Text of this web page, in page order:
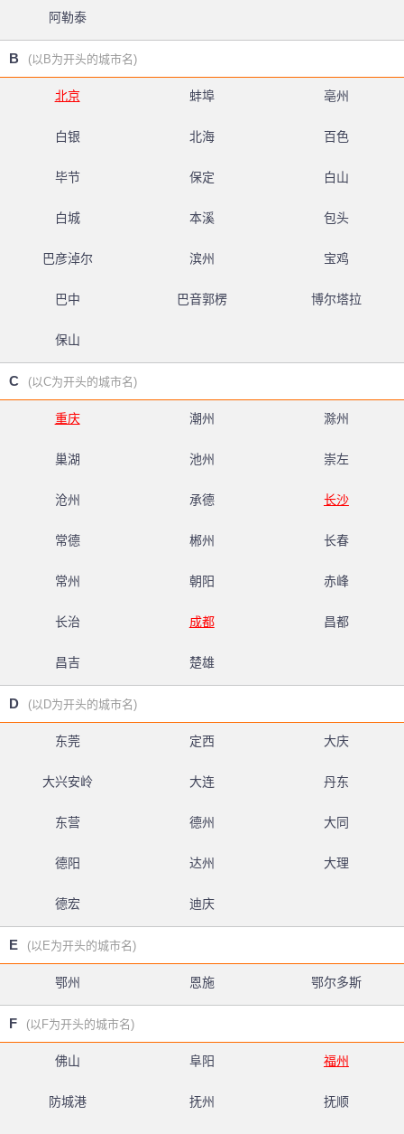
阿勒泰
B (以B为开头的城市名)
北京 蚌埠 亳州
白银 北海 百色
毕节 保定 白山
白城 本溪 包头
巴彦淖尔 滨州 宝鸡
巴中 巴音郭楞 博尔塔拉
保山
C (以C为开头的城市名)
重庆 潮州 滁州
巢湖 池州 崇左
沧州 承德 长沙
常德 郴州 长春
常州 朝阳 赤峰
长治 成都 昌都
昌吉 楚雄
D (以D为开头的城市名)
东莞 定西 大庆
大兴安岭 大连 丹东
东营 德州 大同
德阳 达州 大理
德宏 迪庆
E (以E为开头的城市名)
鄂州 恩施 鄂尔多斯
F (以F为开头的城市名)
佛山 阜阳 福州
防城港 抚州 抚顺